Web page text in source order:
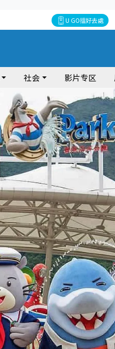
U GO搵好去處
社会 影片专区